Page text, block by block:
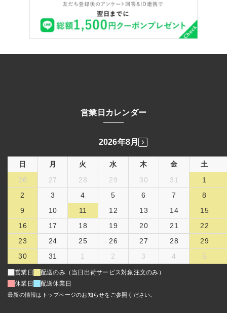
営業日カレンダー
2026年8月
日 月 火 水 木 金
土
26
27 28 29 30 31
1
2
3 4 5 6 7
8
9
10 11 12 13 14
15
16
17 18 19 20 21
22
23
24 25 26 27 28
29
30
31 1 2 3 4 5
営業日
配送のみ（当日出荷サービス対象注文のみ）
休業日
配送休業日
最新の情報はトップページのお知らせをご参照ください。